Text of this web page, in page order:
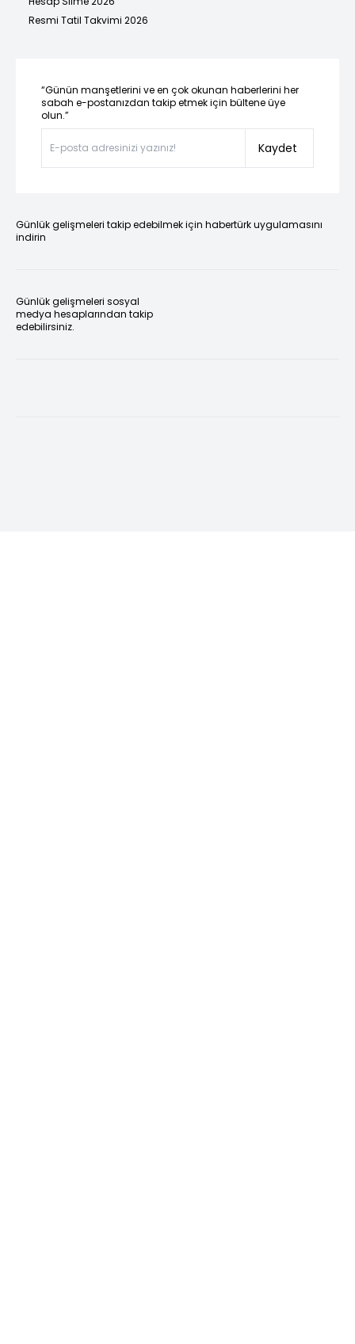
Resmi Tatil Takvimi 2026
“Günün manşetlerini ve en çok okunan haberlerini her
sabah e-postanızdan takip etmek için bültene üye
olun.”
Kaydet
Günlük gelişmeleri takip edebilmek için habertürk uygulamasını
indirin
Günlük gelişmeleri sosyal
medya hesaplarından takip
edebilirsiniz.